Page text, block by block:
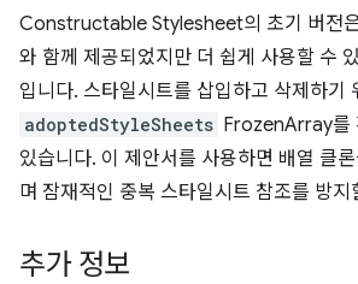
Constructable Stylesheet의 초기 버전
와 함께 제공되었지만 더 쉽게 사용할 수
입니다. 스타일시트를 삽입하고 삭제하기
adoptedStyleSheets FrozenArray를
있습니다. 이 제안서를 사용하면 배열 클
며 잠재적인 중복 스타일시트 참조를 방지
추가 정보